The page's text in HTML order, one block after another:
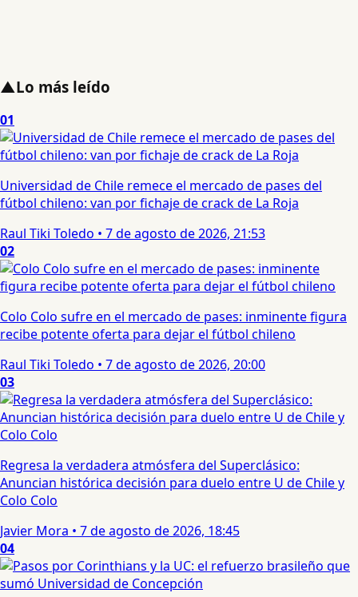
▲Lo más leído
01
Universidad de Chile remece el mercado de pases del
fútbol chileno: van por fichaje de crack de La Roja
Raul Tiki Toledo • 7 de agosto de 2026, 21:53
02
Colo Colo sufre en el mercado de pases: inminente figura
recibe potente oferta para dejar el fútbol chileno
Raul Tiki Toledo • 7 de agosto de 2026, 20:00
03
Regresa la verdadera atmósfera del Superclásico:
Anuncian histórica decisión para duelo entre U de Chile y
Colo Colo
Javier Mora • 7 de agosto de 2026, 18:45
04